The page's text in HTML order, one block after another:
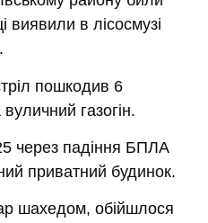
виявили в лісосмузі
пошкодив 6
газогін.
через падіння БПЛА
приватний будинок.
шахедом, обійшлося